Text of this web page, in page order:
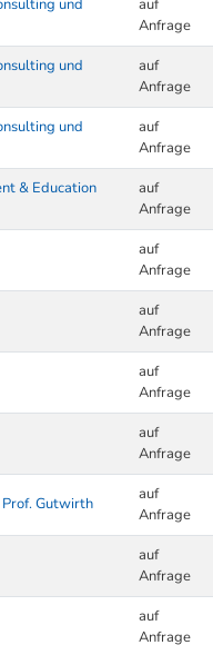
und
auf
Anfrage
und
auf
Anfrage
und
auf
Anfrage
& Education
auf
Anfrage
auf
Anfrage
auf
Anfrage
auf
Anfrage
auf
Anfrage
Gutwirth
auf
Anfrage
auf
Anfrage
auf
Anfrage